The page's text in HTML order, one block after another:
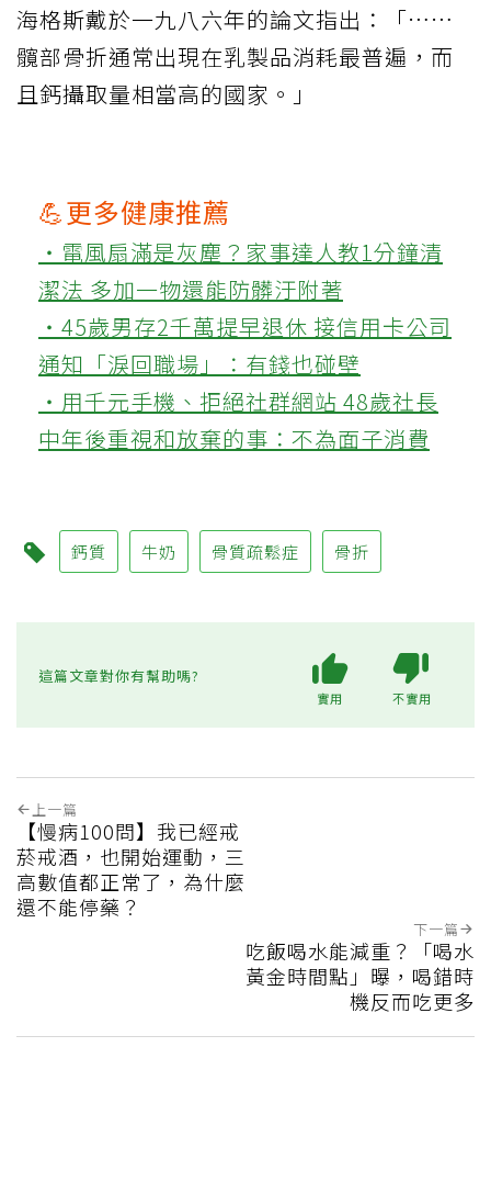
海格斯戴於一九八六年的論文指出：「……
髖部骨折通常出現在乳製品消耗最普遍，而
且鈣攝取量相當高的國家。」
💪更多健康推薦
‧電風扇滿是灰塵？家事達人教1分鐘清
潔法 多加一物還能防髒汙附著
‧45歲男存2千萬提早退休 接信用卡公司
通知「淚回職場」：有錢也碰壁
‧用千元手機、拒絕社群網站 48歲社長
中年後重視和放棄的事：不為面子消費
鈣質 牛奶 骨質疏鬆症 骨折
這篇文章對你有幫助嗎?
實用 不實用
上一篇
【慢病100問】我已經戒
菸戒酒，也開始運動，三
高數值都正常了，為什麼
還不能停藥？
下一篇
吃飯喝水能減重？「喝水
黃金時間點」曝，喝錯時
機反而吃更多